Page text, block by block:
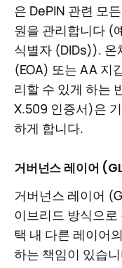
은 DePIN 관련 모
원을 관리합니다 (
식별자 (DIDs)). 온
(EOA) 또는 AA 지
리할 수 있게 하는
X.509 인증서)은
하게 합니다.
거버넌스 레이어
거버넌스 레이어
이브리드 방식으로
택 내 다른 레이어
하는 책임이 있습